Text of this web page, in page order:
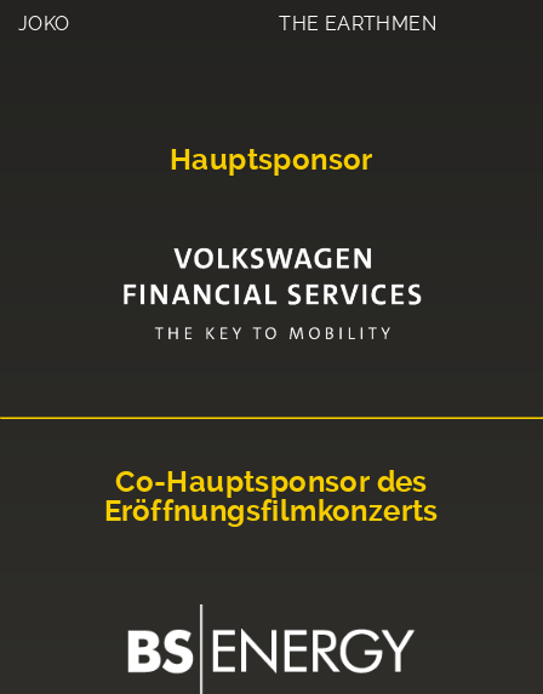
JOKO
THE EARTHMEN
Hauptsponsor
Co-Hauptsponsor des
Eröffnungsfilmkonzerts